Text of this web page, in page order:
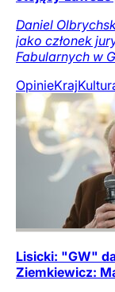
Daniel
jako członek
Fabularnych w
OpinieKraj
Lisicki: "GW"
Ziemkiewicz: